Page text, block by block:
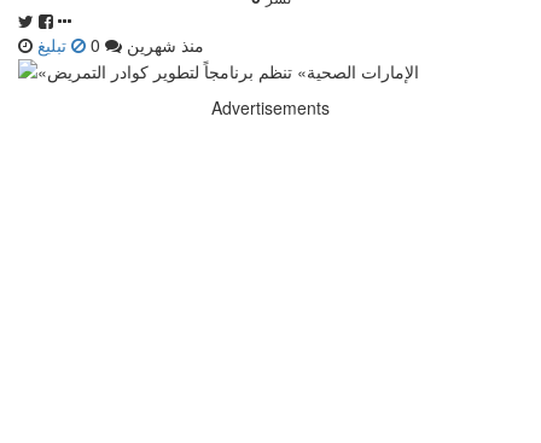
منذ شهرين تبليغ
Advertisements